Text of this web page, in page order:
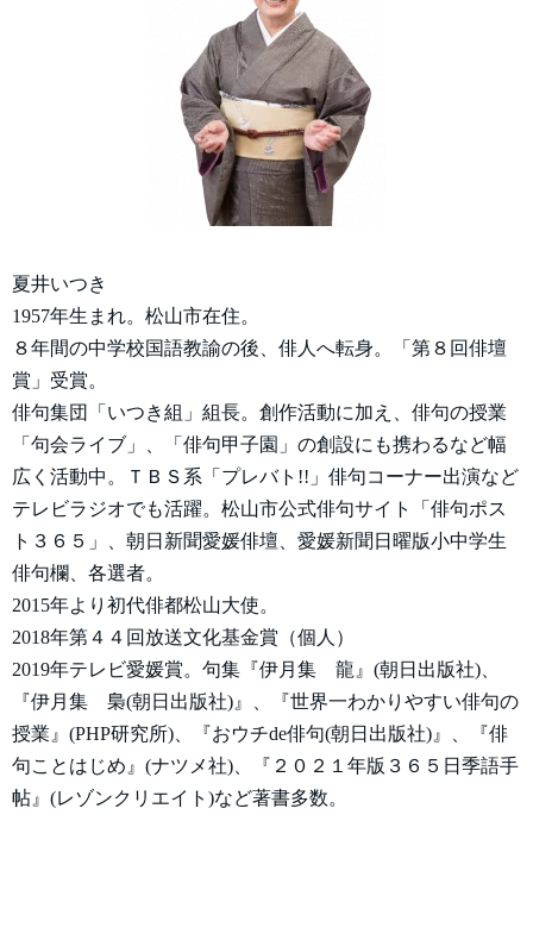
夏井いつき
1957年生まれ。松山市在住。
８年間の中学校国語教諭の後、俳人へ転身。「第８回俳壇
賞」受賞。
俳句集団「いつき組」組長。創作活動に加え、俳句の授業
「句会ライブ」、「俳句甲子園」の創設にも携わるなど幅
広く活動中。ＴＢＳ系「プレバト!!」俳句コーナー出演など
テレビラジオでも活躍。松山市公式俳句サイト「俳句ポス
ト３６５」、朝日新聞愛媛俳壇、愛媛新聞日曜版小中学生
俳句欄、各選者。
2015年より初代俳都松山大使。
2018年第４４回放送文化基金賞（個人）
2019年テレビ愛媛賞。句集『伊月集 龍』(朝日出版社)、
『伊月集 梟(朝日出版社)』、『世界一わかりやすい俳句の
授業』(PHP研究所)、『おウチde俳句(朝日出版社)』、『俳
句ことはじめ』(ナツメ社)、『２０２１年版３６５日季語手
帖』(レゾンクリエイト)など著書多数。